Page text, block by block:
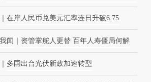
在岸人民币兑美元汇率连日升破6.75
闻 资管掌舵人更替 百年人寿僵局何解
多国出台光伏新政加速转型